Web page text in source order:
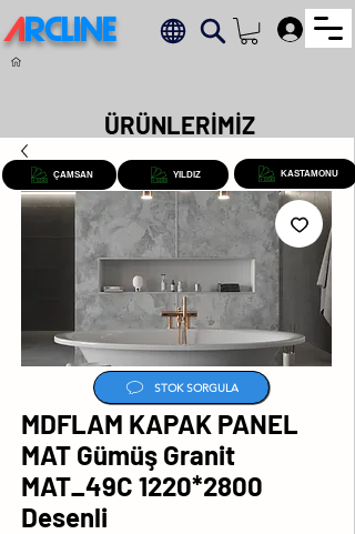
ARCLINE
MDFLAM KAPAK PANEL
MAT Gümüş Granit
MAT_49C 1220*2800
Desenli
ÇAMSAN YILDIZ KASTAMONU
STOK SORGULA
ÜRÜNLERİMİZ